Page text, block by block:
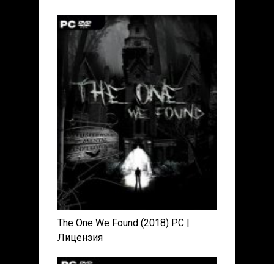
The One We Found (2018) PC |
Лицензия